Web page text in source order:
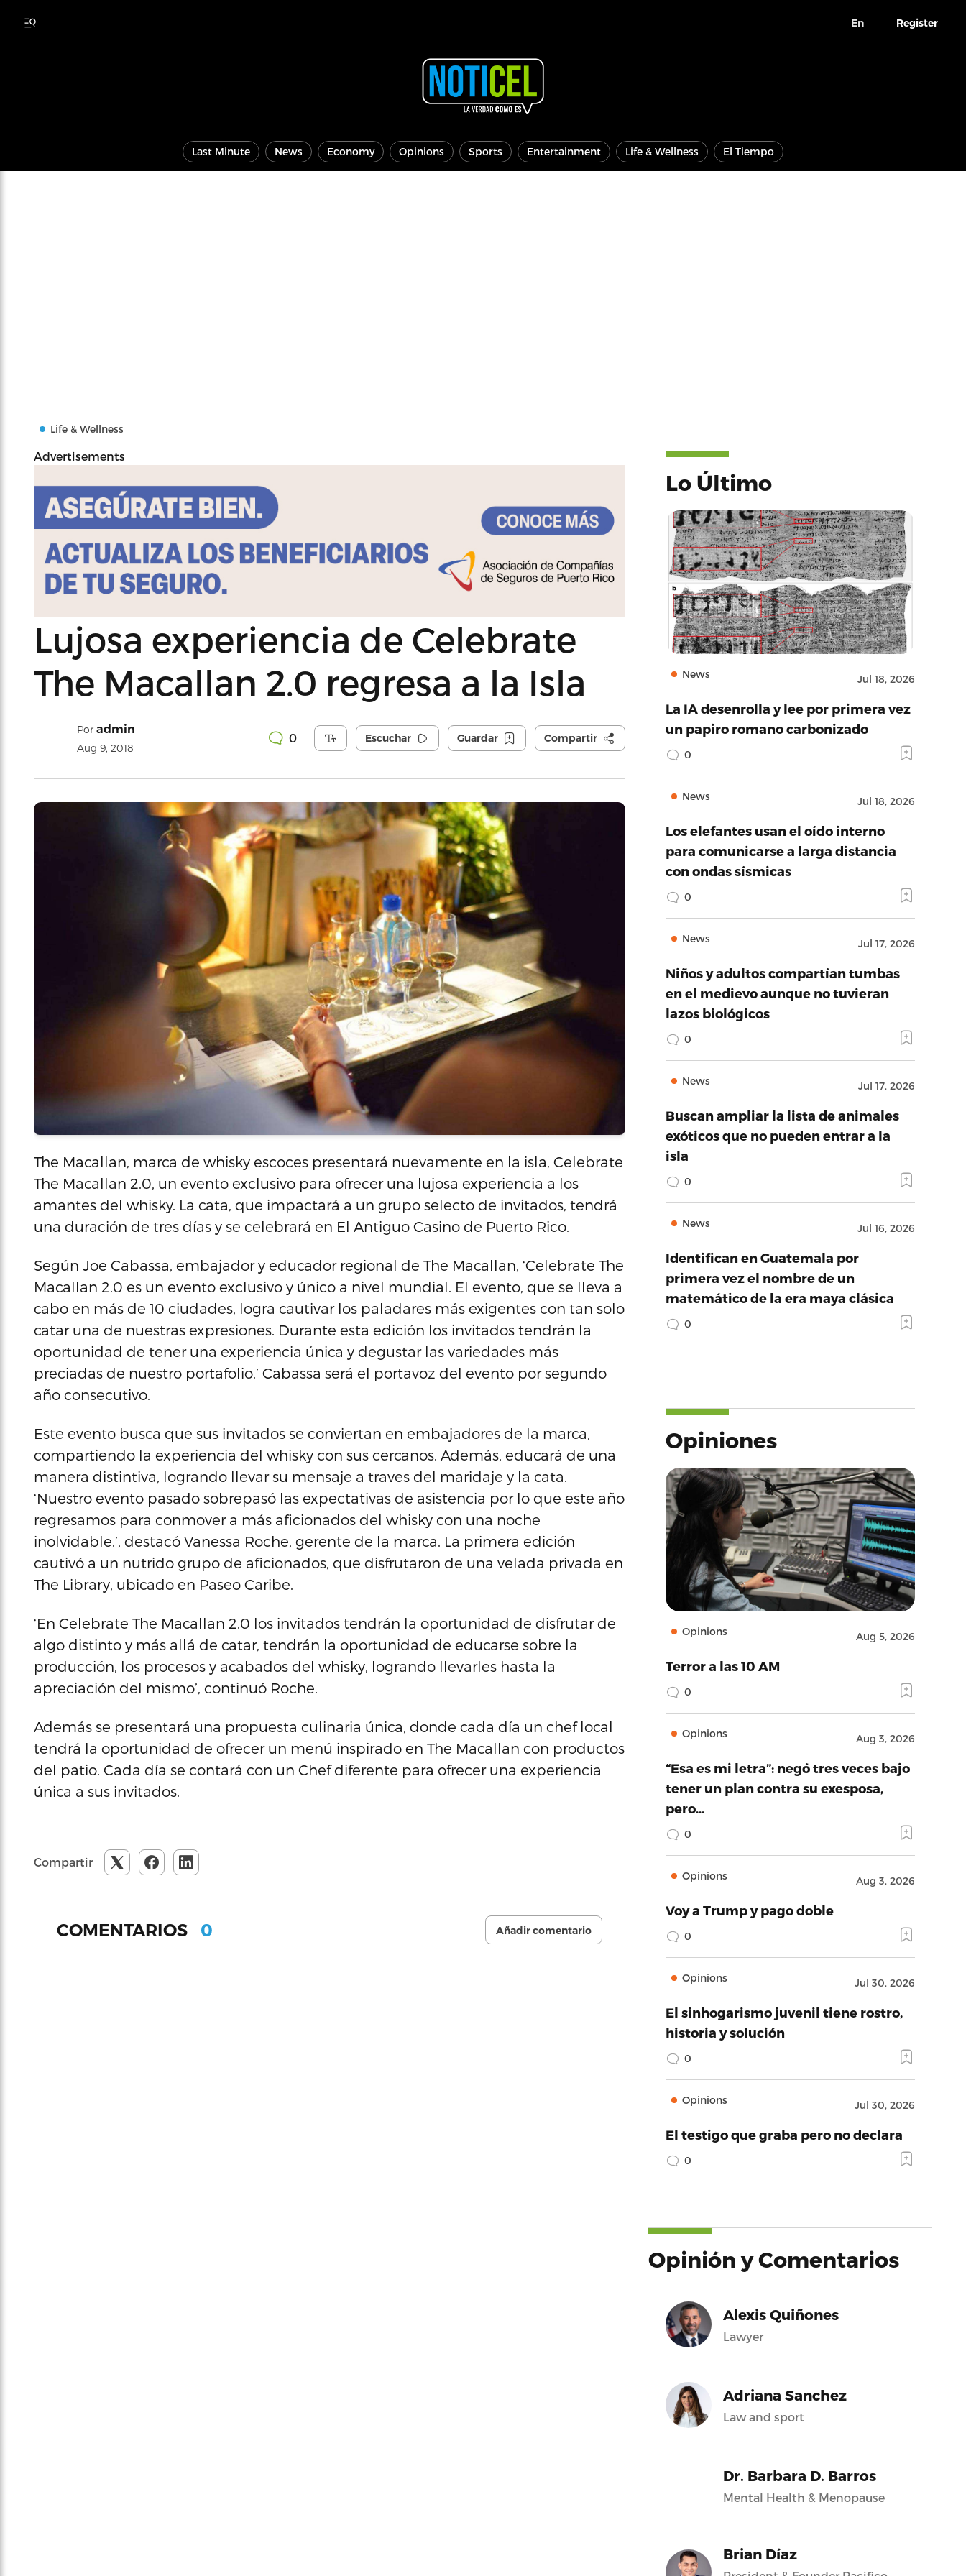
En Register
Last Minute News Economy Opinions Sports Entertainment Life & Wellness El Tiempo
Life & Wellness
Advertisements
Lujosa experiencia de Celebrate
The Macallan 2.0 regresa a la Isla
Por admin
Aug 9, 2018
0 Escuchar Guardar Compartir
The Macallan, marca de whisky escoces presentará nuevamente en la isla, Celebrate
The Macallan 2.0, un evento exclusivo para ofrecer una lujosa experiencia a los
amantes del whisky. La cata, que impactará a un grupo selecto de invitados, tendrá
una duración de tres días y se celebrará en El Antiguo Casino de Puerto Rico.
Según Joe Cabassa, embajador y educador regional de The Macallan, ‘Celebrate The
Macallan 2.0 es un evento exclusivo y único a nivel mundial. El evento, que se lleva a
cabo en más de 10 ciudades, logra cautivar los paladares más exigentes con tan solo
catar una de nuestras expresiones. Durante esta edición los invitados tendrán la
oportunidad de tener una experiencia única y degustar las variedades más
preciadas de nuestro portafolio.’ Cabassa será el portavoz del evento por segundo
año consecutivo.
Este evento busca que sus invitados se conviertan en embajadores de la marca,
compartiendo la experiencia del whisky con sus cercanos. Además, educará de una
manera distintiva, logrando llevar su mensaje a traves del maridaje y la cata.
‘Nuestro evento pasado sobrepasó las expectativas de asistencia por lo que este año
regresamos para conmover a más aficionados del whisky con una noche
inolvidable.’, destacó Vanessa Roche, gerente de la marca. La primera edición
cautivó a un nutrido grupo de aficionados, que disfrutaron de una velada privada en
The Library, ubicado en Paseo Caribe.
‘En Celebrate The Macallan 2.0 los invitados tendrán la oportunidad de disfrutar de
algo distinto y más allá de catar, tendrán la oportunidad de educarse sobre la
producción, los procesos y acabados del whisky, logrando llevarles hasta la
apreciación del mismo’, continuó Roche.
Además se presentará una propuesta culinaria única, donde cada día un chef local
tendrá la oportunidad de ofrecer un menú inspirado en The Macallan con productos
del patio. Cada día se contará con un Chef diferente para ofrecer una experiencia
única a sus invitados.
Compartir
COMENTARIOS 0 Añadir comentario
Lo Último
News Jul 18, 2026
La IA desenrolla y lee por primera vez
un papiro romano carbonizado
0
News Jul 18, 2026
Los elefantes usan el oído interno
para comunicarse a larga distancia
con ondas sísmicas
0
News Jul 17, 2026
Niños y adultos compartían tumbas
en el medievo aunque no tuvieran
lazos biológicos
0
News Jul 17, 2026
Buscan ampliar la lista de animales
exóticos que no pueden entrar a la
isla
0
News Jul 16, 2026
Identifican en Guatemala por
primera vez el nombre de un
matemático de la era maya clásica
0
Opiniones
Opinions Aug 5, 2026
Terror a las 10 AM
0
Opinions Aug 3, 2026
“Esa es mi letra”: negó tres veces bajo
tener un plan contra su exesposa,
pero…
0
Opinions Aug 3, 2026
Voy a Trump y pago doble
0
Opinions Jul 30, 2026
El sinhogarismo juvenil tiene rostro,
historia y solución
0
Opinions Jul 30, 2026
El testigo que graba pero no declara
0
Opinión y Comentarios
Alexis Quiñones
Lawyer
Adriana Sanchez
Law and sport
Dr. Barbara D. Barros
Mental Health & Menopause
Brian Díaz